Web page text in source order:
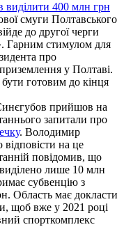
виділити 400 млн грн
смуги Полтавського
до другої черги
Гарним стимулом для
про
у Полтаві.
готовим до кінця
прийшов на
запитали про
. Володимир
на це
повідомив, що
лише 10 млн
субвенцію з
Область має докласти
щоб вже у 2021 році
спорткомплекс